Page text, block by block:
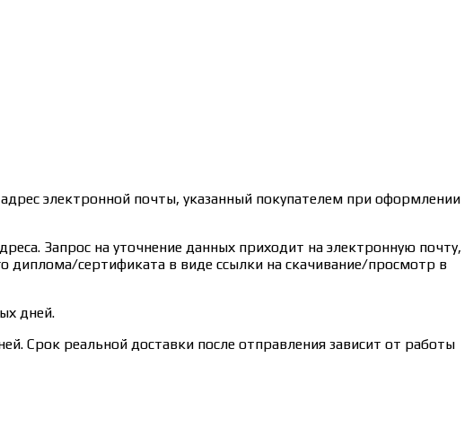
электронной почты, указанный покупателем при оформлении
Запрос на уточнение данных приходит на электронную почту,
диплома/сертификата в виде ссылки на скачивание/просмотр в
дней.
Срок реальной доставки после отправления зависит от работы